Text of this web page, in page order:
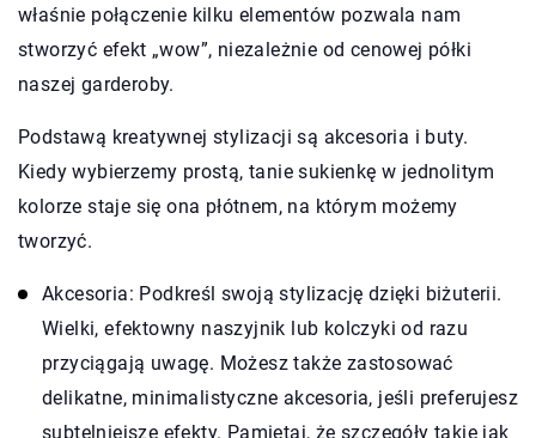
właśnie połączenie kilku elementów pozwala nam
stworzyć efekt „wow”, niezależnie od cenowej półki
naszej garderoby.
Podstawą kreatywnej stylizacji są akcesoria i buty.
Kiedy wybierzemy prostą, tanie sukienkę w jednolitym
kolorze staje się ona płótnem, na którym możemy
tworzyć.
Akcesoria: Podkreśl swoją stylizację dzięki biżuterii.
Wielki, efektowny naszyjnik lub kolczyki od razu
przyciągają uwagę. Możesz także zastosować
delikatne, minimalistyczne akcesoria, jeśli preferujesz
subtelniejsze efekty. Pamiętaj, że szczegóły takie jak